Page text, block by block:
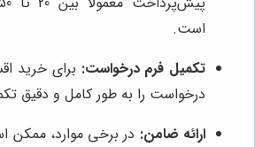
است.
تکمیل فرم درخواست: برای خرید
درخواست را به طور کامل و دقیق
ارائه ضامن: در برخی موارد، ممکن